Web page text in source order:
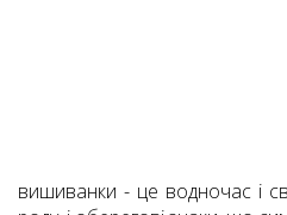
вишиванки - це водночас і